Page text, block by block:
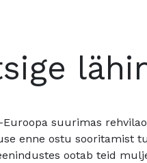
Euroopa suurimas
enne ostu sooritamist
ootab teid